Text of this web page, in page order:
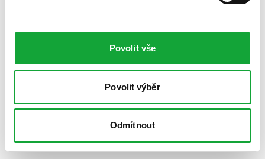
Povolit vše
Povolit výběr
Odmítnout